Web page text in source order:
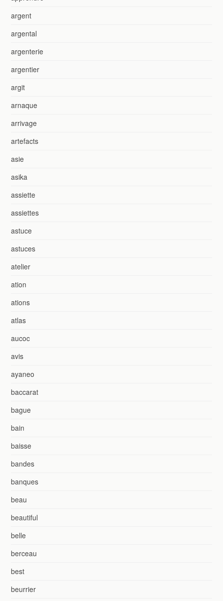
argent
argental
argenterie
argentier
argit
arnaque
arrivage
artefacts
asie
asika
assiette
assiettes
astuce
astuces
atelier
ation
ations
atlas
aucoc
avis
ayaneo
baccarat
bague
bain
baisse
bandes
banques
beau
beautiful
belle
berceau
best
beurrier